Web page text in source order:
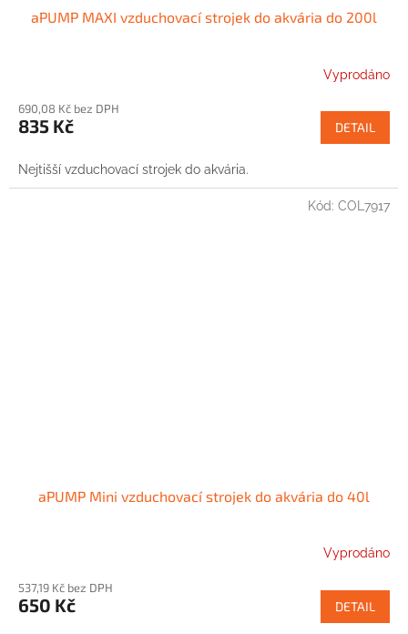
aPUMP MAXI vzduchovací strojek do akvária do 200l
Vyprodáno
690,08 Kč bez DPH
835 Kč DETAIL
Nejtišší vzduchovací strojek do akvária.
aPUMP Mini vzduchovací strojek do akvária do 40l
Vyprodáno
537,19 Kč bez DPH
650 Kč DETAIL
Kód: COL7917